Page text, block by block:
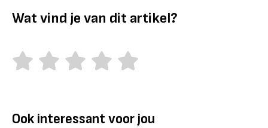
Wat vind je van dit artikel?
Ook interessant voor jou